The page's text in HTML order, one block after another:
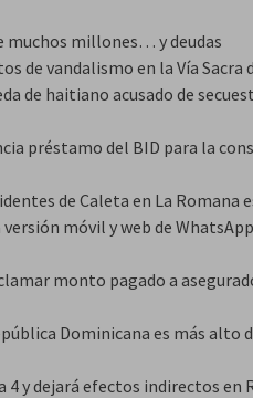
muchos millones… y deudas
de vandalismo en la Vía Sacra
de haitiano acusado de
préstamo del BID para la
de Caleta en La Romana
móvil y web de
monto pagado a
Dominicana es más alto
y dejará efectos indirectos en